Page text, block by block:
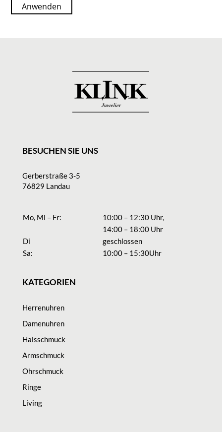
Anwenden
BESUCHEN SIE UNS
Gerberstraße 3-5
76829 Landau
Mo, Mi – Fr:
10:00 – 12:30 Uhr,
14:00 – 18:00 Uhr
Di
geschlossen
Sa:
10:00 – 15:30Uhr
KATEGORIEN
Herrenuhren
Damenuhren
Halsschmuck
Armschmuck
Ohrschmuck
Ringe
Living